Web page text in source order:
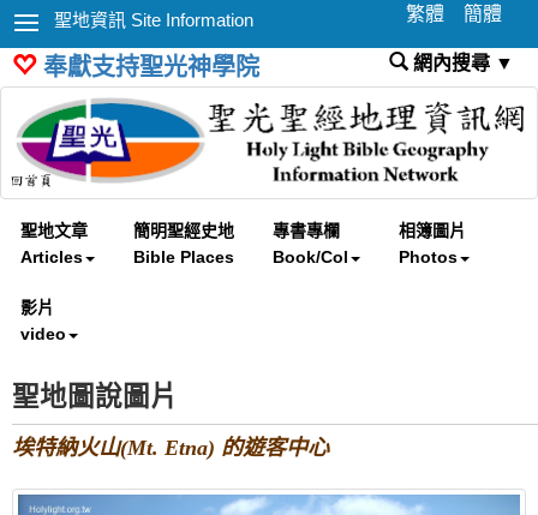
聖地資訊 Site Information 繁體 簡體
奉獻支持聖光神學院 網內搜尋 ▼
聖地文章
Articles
簡明聖經史地
Bible Places
專書專欄
Book/Col
相簿圖片
Photos
影片
video
聖地圖說圖片
埃特納火山(Mt. Etna) 的遊客中心